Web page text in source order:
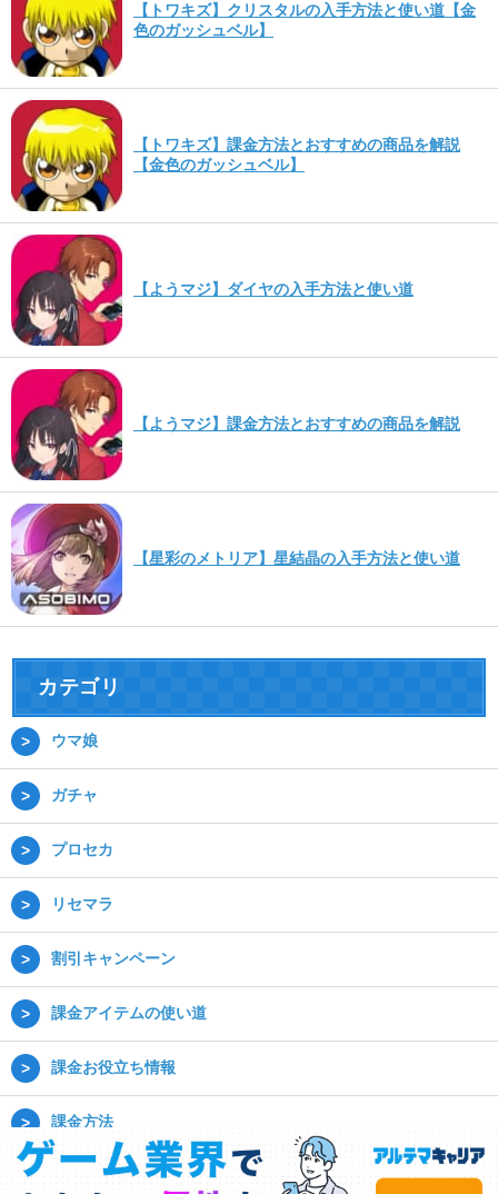
【トワキズ】クリスタルの入手方法と使い道【金
色のガッシュベル】
【トワキズ】課金方法とおすすめの商品を解説
【金色のガッシュベル】
【ようマジ】ダイヤの入手方法と使い道
【ようマジ】課金方法とおすすめの商品を解説
【星彩のメトリア】星結晶の入手方法と使い道
カテゴリ
ウマ娘
ガチャ
プロセカ
リセマラ
割引キャンペーン
課金アイテムの使い道
課金お役立ち情報
課金方法